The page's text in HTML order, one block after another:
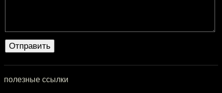
полезные ссылки